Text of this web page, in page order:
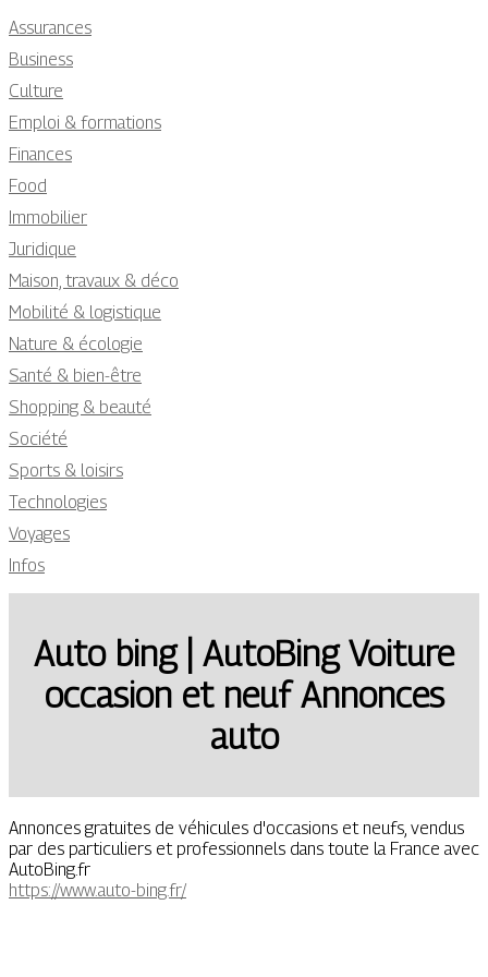
Assurances
Business
Culture
Emploi & formations
Finances
Food
Immobilier
Juridique
Maison, travaux & déco
Mobilité & logistique
Nature & écologie
Santé & bien-être
Shopping & beauté
Société
Sports & loisirs
Technologies
Voyages
Infos
Auto bing | AutoBing Voiture
occasion et neuf Annonces
auto
Annonces gratuites de véhicules d'occasions et neufs, vendus
par des particuliers et professionnels dans toute la France avec
AutoBing.fr
https://www.auto-bing.fr/